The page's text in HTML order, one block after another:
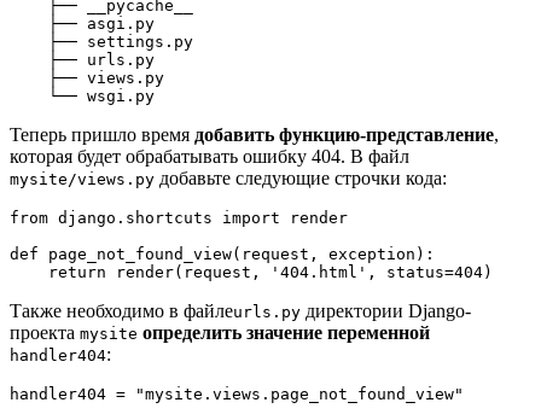
    └── wsgi.py
Теперь пришло время добавить функцию-представление,
которая будет обрабатывать ошибку 404. В файл
mysite/views.py добавьте следующие строчки кода:
from django.shortcuts import render
def page_not_found_view(request, exception):
    return render(request, '404.html', status=404)
Также необходимо в файлеurls.py директории Django-
проекта mysite определить значение переменной
handler404:
handler404 = "mysite.views.page_not_found_view"